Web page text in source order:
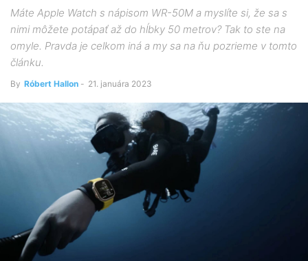
Máte Apple Watch s nápisom WR-50M a myslíte si, že sa s
nimi môžete potápať až do hĺbky 50 metrov? Tak to ste na
omyle. Pravda je celkom iná a my sa na ňu pozrieme v tomto
článku.
By Róbert Hallon - 21. januára 2023